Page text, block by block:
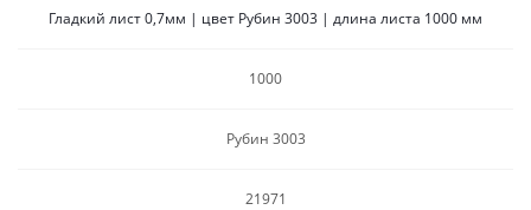
Гладкий лист 0,7мм | цвет Рубин 3003 | длина листа 1000 мм
1000
Рубин 3003
21971